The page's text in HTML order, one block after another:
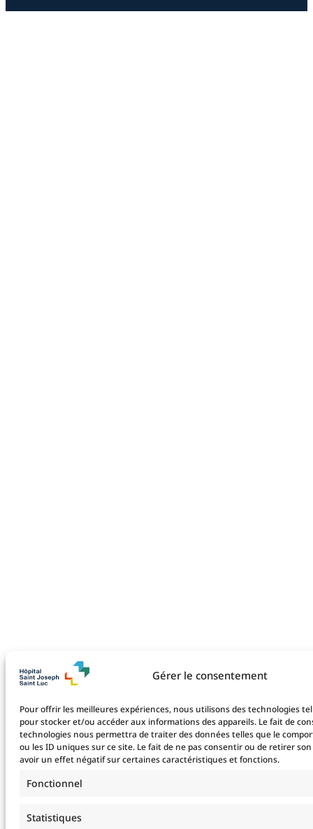
Gérer le consentement
Pour offrir les meilleures expériences, nous utilisons des technologies
pour stocker et/ou accéder aux informations des appareils. Le fait de
technologies nous permettra de traiter des données telles que le
ou les ID uniques sur ce site. Le fait de ne pas consentir ou de retirer
avoir un effet négatif sur certaines caractéristiques et fonctions.
Fonctionnel
Statistiques